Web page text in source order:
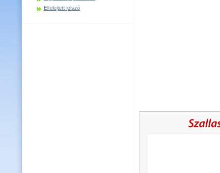
Elfelejtett jelszó